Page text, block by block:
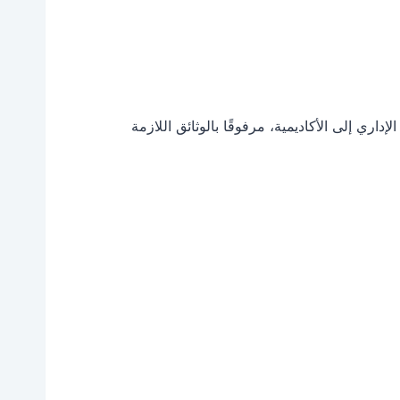
إلى الأكاديمية، مرفوقًا بالوثائق اللازمة